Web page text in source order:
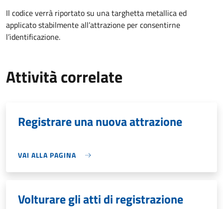
Il codice verrà riportato su una targhetta metallica ed
applicato stabilmente all’attrazione per consentirne
l’identificazione.
Attività correlate
Registrare una nuova attrazione
VAI ALLA PAGINA
Volturare gli atti di registrazione